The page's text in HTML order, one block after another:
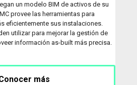
un modelo BIM de activos de su
provee las herramientas para
eficientemente sus instalaciones.
utilizar para mejorar la gestión de
información as-built más precisa.
más